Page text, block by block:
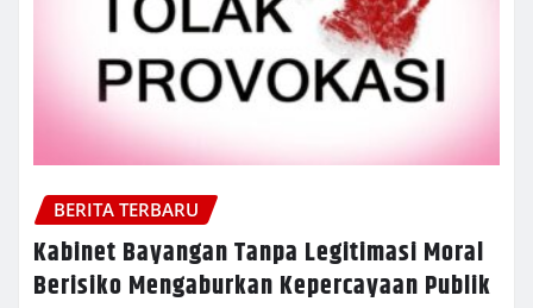
BERITA TERBARU
Kabinet Bayangan Tanpa Legitimasi Moral
Berisiko Mengaburkan Kepercayaan Publik